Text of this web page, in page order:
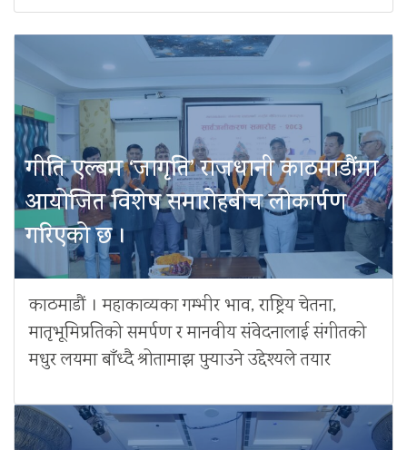
गीति एल्बम ‘जागृति’ राजधानी काठमाडौंमा
आयोजित विशेष समारोहबीच लोकार्पण
गरिएको छ ।
काठमाडौं । महाकाव्यका गम्भीर भाव, राष्ट्रिय चेतना,
मातृभूमिप्रतिको समर्पण र मानवीय संवेदनालाई संगीतको
मधुर लयमा बाँध्दै श्रोतामाझ पुर्‍याउने उद्देश्यले तयार